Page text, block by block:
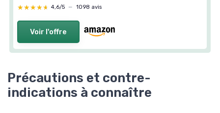
★★★★★
★★★★★ 4,6/5 — 1098 avis
Voir l'offre
Précautions et contre-
indications à connaître